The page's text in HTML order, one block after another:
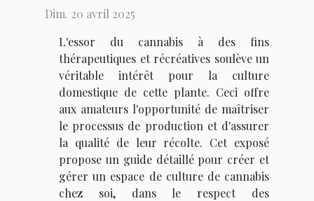
Dim. 20 avril 2025
L'essor du cannabis à des fins
thérapeutiques et récréatives soulève un
véritable intérêt pour la culture
domestique de cette plante. Ceci offre
aux amateurs l'opportunité de maîtriser
le processus de production et d'assurer
la qualité de leur récolte. Cet exposé
propose un guide détaillé pour créer et
gérer un espace de culture de cannabis
chez soi, dans le respect des